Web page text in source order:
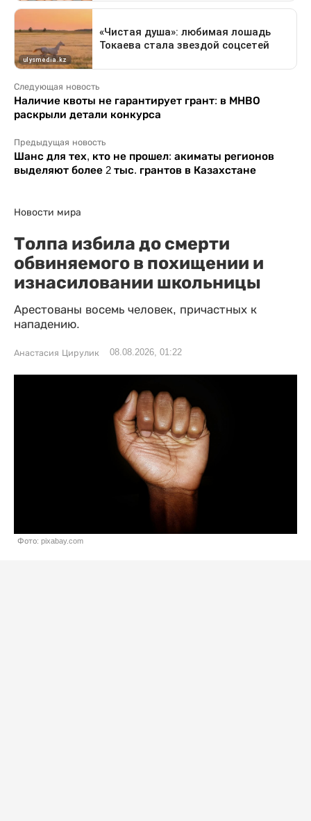
Следующая новость
Наличие квоты не гарантирует грант: в МНВО
раскрыли детали конкурса
Предыдущая новость
Шанс для тех, кто не прошел: акиматы регионов
выделяют более 2 тыс. грантов в Казахстане
Новости мира
Толпа избила до смерти
обвиняемого в похищении и
изнасиловании школьницы
Арестованы восемь человек, причастных к
нападению.
Анастасия Цирулик 08.08.2026, 01:22
Фото: pixabay.com